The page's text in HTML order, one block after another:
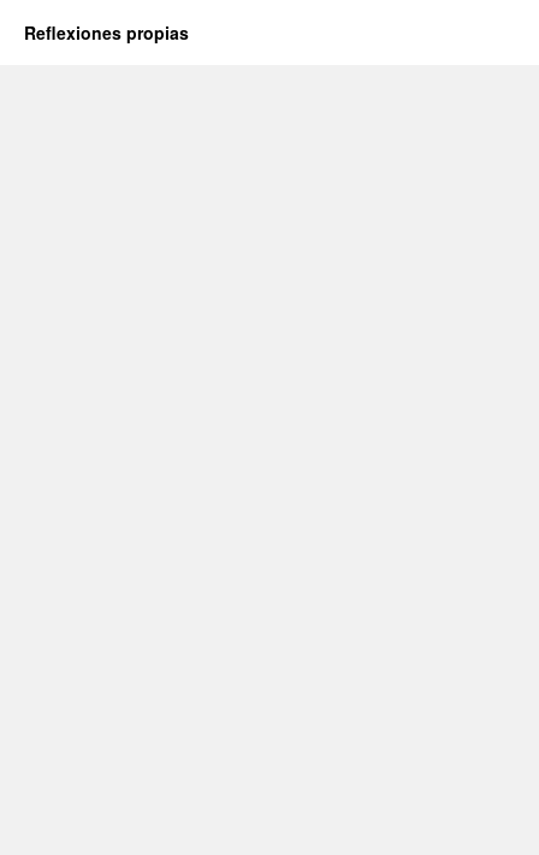
Reflexiones propias